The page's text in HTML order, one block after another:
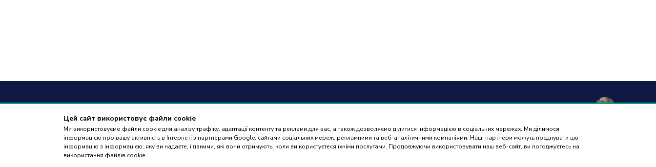
Цей сайт використовує файли cookie
Ми використовуємо файли cookie для аналізу трафіку, адаптації контенту та реклами для вас, а також дозволяємо ділитися інформацією в соціальних мережах. Ми ділимося
інформацією про вашу активність в Інтернеті з партнерами Google: сайтами соціальних мереж, рекламними та веб-аналітичними компаніями. Наші партнери можуть поєднувати цю
інформацію з інформацією, яку ви надаєте, і даними, які вони отримують, коли ви користуєтеся їхніми послугами. Продовжуючи використовувати наш веб-сайт, ви погоджуєтесь на
використання файлів cookie.
+38
дзвінки приймаються в робочі дні з 9:00 до
18:00
доставка
повернення